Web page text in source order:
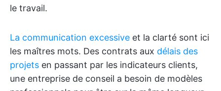
le travail.
La communication excessive et la clarté sont ici
les maîtres mots. Des contrats aux délais des
projets en passant par les indicateurs clients,
une entreprise de conseil a besoin de modèles